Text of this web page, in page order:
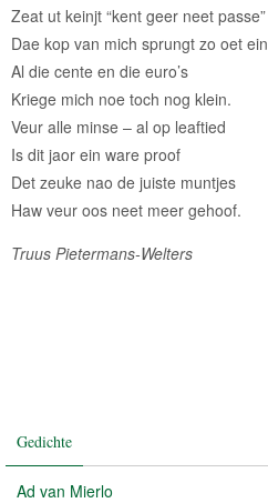
Zeat ut keinjt “kent geer neet passe”
Dae kop van mich sprungt zo oet ein
Al die cente en die euro’s
Kriege mich noe toch nog klein.
Veur alle minse – al op leaftied
Is dit jaor ein ware proof
Det zeuke nao de juiste muntjes
Haw veur oos neet meer gehoof.
Truus Pietermans-Welters
Gedichte
Ad van Mierlo